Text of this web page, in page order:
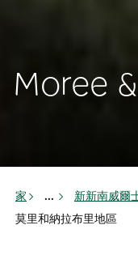
Moree
家 ... 新新南威爾
莫里和納拉布里地區